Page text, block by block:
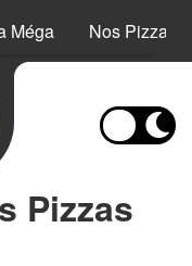
Méga Nos Pizzas
Pizzas